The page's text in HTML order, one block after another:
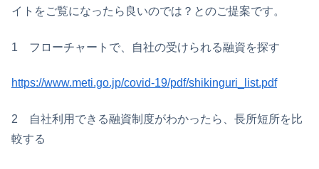
イトをご覧になったら良いのでは？とのご提案です。
1 フローチャートで、自社の受けられる融資を探す
https://www.meti.go.jp/covid-19/pdf/shikinguri_list.pdf
2 自社利用できる融資制度がわかったら、長所短所を比
較する